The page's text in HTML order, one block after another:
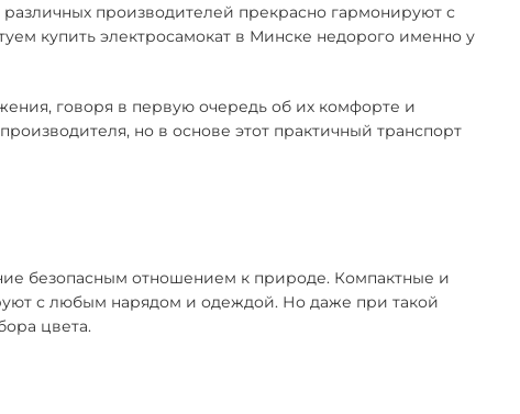
производителей прекрасно гармонируют с
купить электросамокат в Минске недорого именно у
говоря в первую очередь об их комфорте и
но в основе этот практичный транспорт
безопасным отношением к природе. Компактные и
с любым нарядом и одеждой. Но даже при такой
цвета.